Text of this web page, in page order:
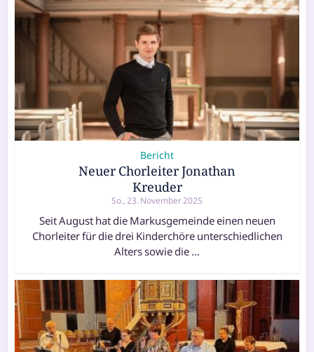
Bericht
Neuer Chorleiter Jonathan
Kreuder
So., 23. November 2025
Seit August hat die Markusgemeinde einen neuen
Chorleiter für die drei Kinderchöre unterschiedlichen
Alters sowie die …